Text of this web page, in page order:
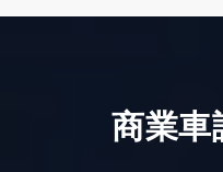
商業車